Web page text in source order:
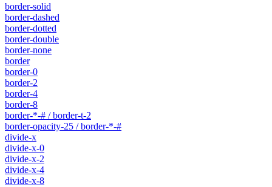
border-solid
border-dashed
border-dotted
border-double
border-none
border
border-0
border-2
border-4
border-8
border-*-# / border-t-2
border-opacity-25 / border-*-#
divide-x
divide-x-0
divide-x-2
divide-x-4
divide-x-8